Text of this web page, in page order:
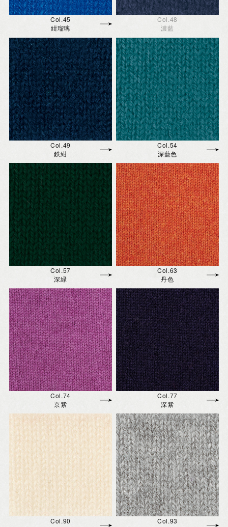
Col.45
紺瑠璃
Col.48
濃藍
Col.49
鉄紺
Col.54
深藍色
Col.57
深緑
Col.63
丹色
Col.74
京紫
Col.77
深紫
Col.90
Col.93